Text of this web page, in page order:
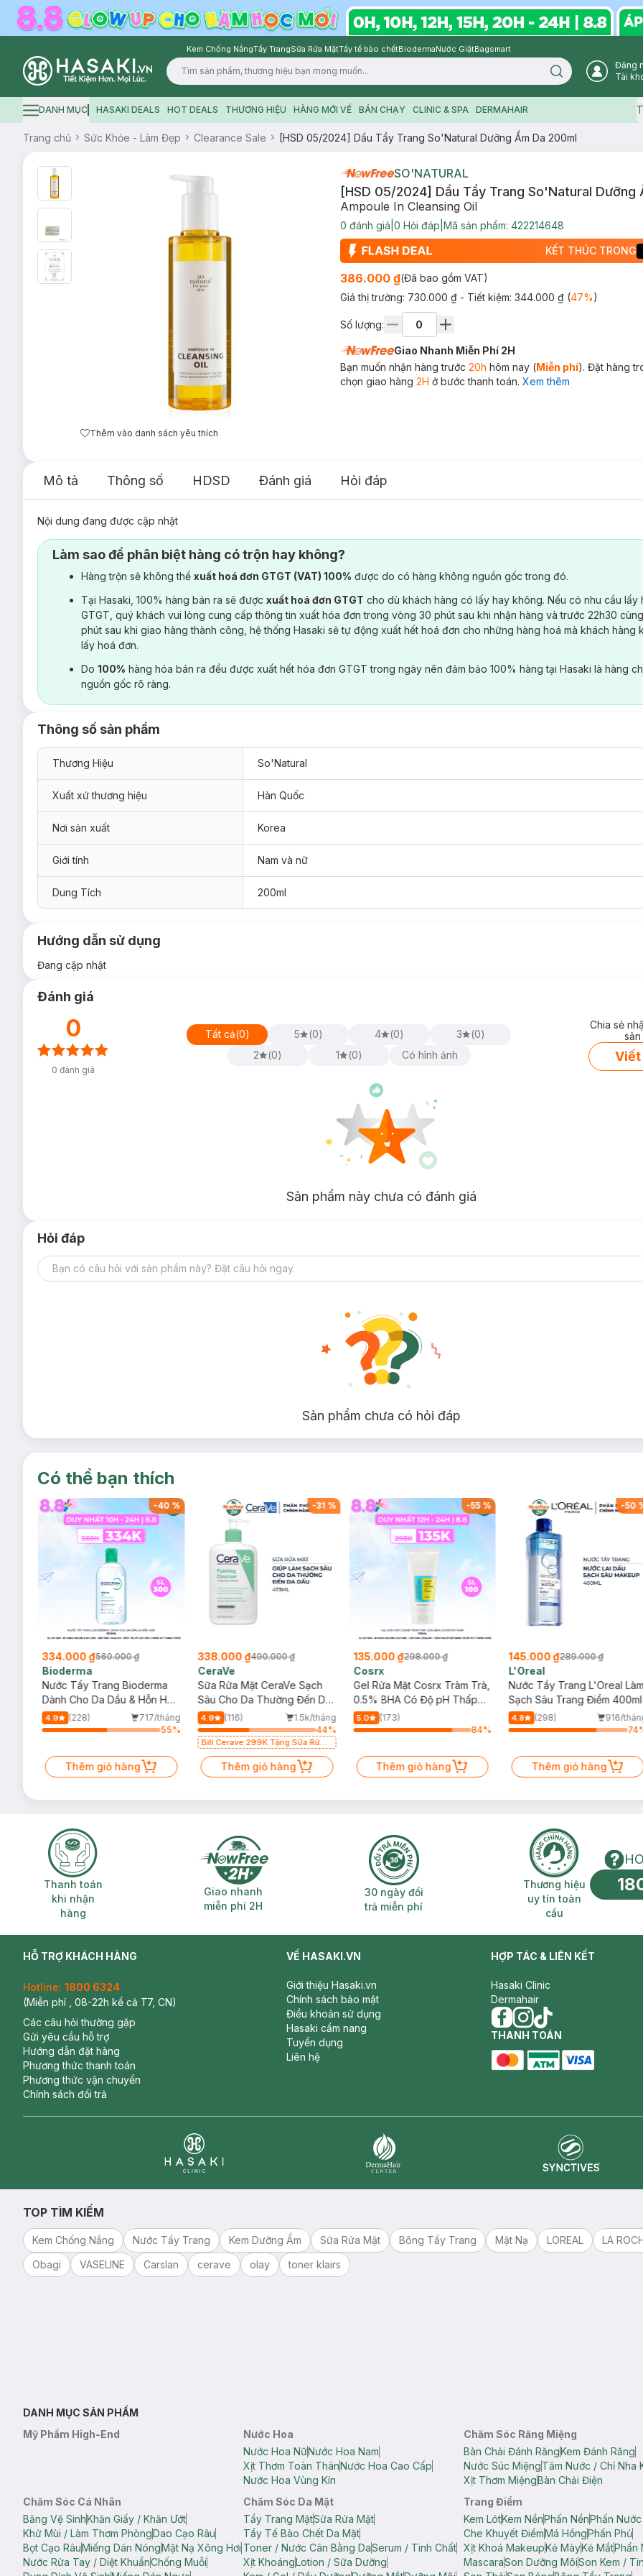
Kem Chống NắngTẩy TrangSữa Rửa MặtTẩy tế bào chếtBiodermaNước GiặtBagsmart
Logo
Search icon
Đăng
Tài
Hamburger icon
DANH MỤC HASAKI DEALS HOT DEALS THƯƠNG HIỆU HÀNG MỚI VỀ BÁN CHẠY CLINIC & SPA DERMAHAIR
Trang chủ Sức Khỏe - Làm Đẹp Clearance Sale [HSD 05/2024] Dầu Tẩy Trang So'Natural Dưỡng Ẩm Da 200ml
Thêm vào danh sách yêu thích
SO'NATURAL
[HSD 05/2024] Dầu Tẩy Trang So'Natural Dưỡng
Ampoule In Cleansing Oil
0 đánh giá 0 Hỏi đáp Mã sản phẩm: 422214648
KẾT THÚC TRONG
386.000 ₫(Đã bao gồm VAT)
Giá thị trường: 730.000 ₫ - Tiết kiệm: 344.000 ₫(47%)
Số lượng:
Giao Nhanh Miễn Phí 2H
Bạn muốn nhận hàng trước 20h hôm nay (Miễn phí). Đặt hàng
chọn giao hàng 2H ở bước thanh toán. Xem thêm
Mô tả Thông số HDSD Đánh giá Hỏi đáp
Nội dung đang được cập nhật
Làm sao để phân biệt hàng có trộn hay không?
Hàng trộn sẽ không thể xuất hoá đơn GTGT (VAT) 100% được do có hàng không nguồn gốc trong đó.
Tại Hasaki, 100% hàng bán ra sẽ được xuất hoá đơn GTGT cho dù khách hàng có lấy hay không. Nếu có nhu cầu lấy
GTGT, quý khách vui lòng cung cấp thông tin xuất hóa đơn trong vòng 30 phút sau khi nhận hàng và trước 22h30
phút sau khi giao hàng thành công, hệ thống Hasaki sẽ tự động xuất hết hoá đơn cho những hàng hoá mà khách hàng
lấy hoá đơn.
Do 100% hàng hóa bán ra đều được xuất hết hóa đơn GTGT trong ngày nên đảm bảo 100% hàng tại Hasaki là hàng
nguồn gốc rõ ràng.
Thông số sản phẩm
Thương Hiệu So'Natural
Xuất xứ thương hiệu Hàn Quốc
Nơi sản xuất Korea
Giới tính Nam và nữ
Dung Tích 200ml
Hướng dẫn sử dụng
Đang cập nhật
Đánh giá
0
0 đánh giá
Tất cả(0) 5 (0) 4 (0) 3 (0)
2
(0) 1 (0) Có hình ảnh
Chia sẻ
Viết
Sản phẩm này chưa có đánh giá
Hỏi đáp
Sản phẩm chưa có hỏi đáp
Có thể bạn thích
-40 %
334.000 ₫560.000 ₫
Bioderma
Nước Tẩy Trang Bioderma
Dành Cho Da Dầu & Hỗn Hợp
500ml
4.9 (228)
717/tháng
55%
Thêm giỏ hàng
-31 %
338.000 ₫490.000 ₫
CeraVe
Sữa Rửa Mặt CeraVe Sạch
Sâu Cho Da Thường Đến Da
Dầu 473ml
4.9 (116)
1.5k/tháng
44%
Bill Cerave 299K Tặng Sữa Rửa
Mặt Cerave 30ml (SL có hạn)
Thêm giỏ hàng
-55%
135.000 ₫298.000 ₫
Cosrx
Gel Rửa Mặt Cosrx Tràm Trà,
0.5% BHA Có Độ pH Thấp
150ml
5.0
(173)
84%
Thêm giỏ hàng
-50
145.000 ₫289.000 ₫
L'Oreal
Nước Tẩy Trang L'Oreal Làm
Sạch Sâu Trang Điểm 400ml
4.8 (298)
916/
74
Thêm giỏ hàng
Thanh toán khi nhận hàng
Thanh toán
khi nhận
hàng
Giao nhanh miễn phí 2H
Giao nhanh
miễn phí 2H
30 ngày đổi trả miễn phí
30 ngày đổi
trả miễn phí
Thương hiệu uy
Thương hiệu
uy tín toàn
cầu
HỖ TRỢ KHÁCH HÀNG
Hotline: 1800 6324
(Miễn phí , 08-22h kể cả T7, CN)
Các câu hỏi thường gặp
Gửi yêu cầu hỗ trợ
Hướng dẫn đặt hàng
Phương thức thanh toán
Phương thức vận chuyển
Chính sách đổi trả
VỀ HASAKI.VN
Giới thiệu Hasaki.vn
Chính sách bảo mật
Điều khoản sử dụng
Hasaki cẩm nang
Tuyển dụng
Liên hệ
HỢP TÁC & LIÊN KẾT
Hasaki Clinic
Dermahair
facebook
instagram
tiktok
THANH TOÁN
TOP TÌM KIẾM
Kem Chống Nắng Nước Tẩy Trang Kem Dưỡng Ẩm Sữa Rửa Mặt Bông Tẩy Trang Mặt Nạ LOREAL LA
Obagi
VASELINE Carslan cerave olay toner klairs
DANH MỤC SẢN PHẨM
Mỹ Phẩm High-End
Nước Hoa
Nước Hoa NữNước Hoa Nam
Xịt Thơm Toàn ThânNước Hoa Cao Cấp
Nước Hoa Vùng Kín
Chăm Sóc Răng Miệng
Bàn Chải Đánh RăngKem Đánh Răng
Nước Súc MiệngTăm Nước / Chỉ Nha
Xịt Thơm MiệngBàn Chải Điện
Chăm Sóc Cá Nhân
Băng Vệ SinhKhăn Giấy / Khăn Ướt
Khử Mùi / Làm Thơm PhòngDao Cạo Râu
Bọt Cạo RâuMiếng Dán NóngMặt Nạ Xông Hơi
Nước Rửa Tay / Diệt KhuẩnChống Muỗi
Chăm Sóc Da Mặt
Tẩy Trang MặtSữa Rửa Mặt
Tẩy Tế Bào Chết Da Mặt
Toner / Nước Cân Bằng DaSerum / Tinh Chất
Xịt KhoángLotion / Sữa Dưỡng
Trang Điểm
Kem LótKem NềnPhấn NềnPhấn
Che Khuyết ĐiểmMá HồngPhấn Phủ
Xịt Khoá MakeupKẻ MàyKẻ MắtPhấn
MascaraSon Dưỡng MôiSon Kem /